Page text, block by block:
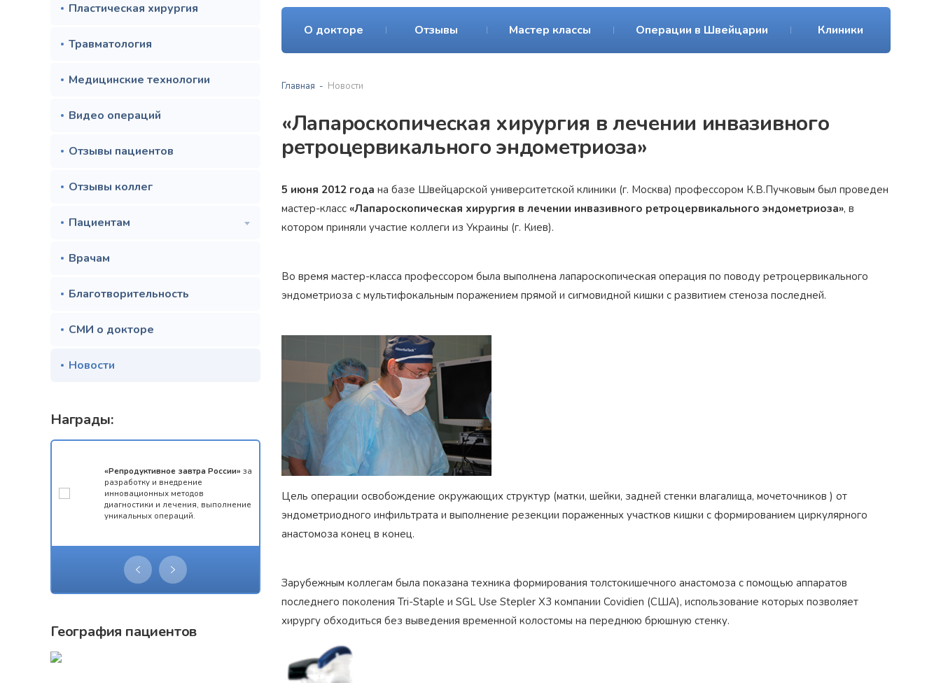
Пластическая хирургия
Травматология
Медицинские технологии
Видео операций
Отзывы пациентов
Отзывы коллег
Пациентам
Врачам
Благотворительность
СМИ о докторе
Новости
Награды:
«Репродуктивное завтра России» за
разработку и внедрение
инновационных методов
диагностики и лечения, выполнение
уникальных операций.
России»за заслуги перед
Отечеством
лучший лапароскопический хирург
в развитие оперативной
География пациентов
О докторе Отзывы Мастер классы Операции в Швейцарии Клиники
Главная Новости
«Лапароскопическая хирургия в лечении инвазивного
ретроцервикального эндометриоза»
5 июня 2012 года на базе Швейцарской университетской клиники (г. Москва) профессором К.В.Пучковым был проведен
мастер-класс «Лапароскопическая хирургия в лечении инвазивного ретроцервикального эндометриоза», в
котором приняли участие коллеги из Украины (г. Киев).
Во время мастер-класса профессором была выполнена лапароскопическая операция по поводу ретроцервикального
эндометриоза с мультифокальным поражением прямой и сигмовидной кишки с развитием стеноза последней.
Цель операции освобождение окружающих структур (матки, шейки, задней стенки влагалища, мочеточников ) от
эндометриодного инфильтрата и выполнение резекции пораженных участков кишки с формированием циркулярного
анастомоза конец в конец.
Зарубежным коллегам была показана техника формирования толстокишечного анастомоза с помощью аппаратов
последнего поколения Tri-Staple и SGL Use Stepler X3 компании Covidien (США), использование которых позволяет
хирургу обходиться без выведения временной колостомы на переднюю брюшную стенку.